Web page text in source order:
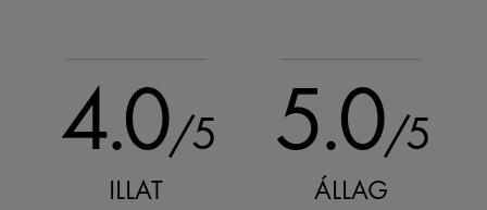
4.0/5
ILLAT
5.0/5
ÁLLAG